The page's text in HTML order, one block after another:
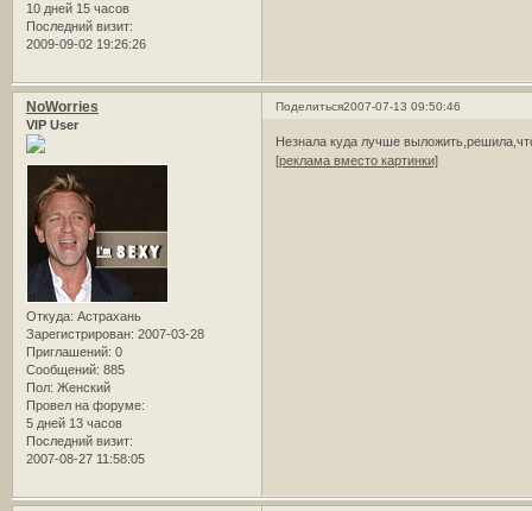
10 дней 15 часов
Последний визит:
2009-09-02 19:26:26
Поделиться2007-07-13 09:50:46
NoWorries
VIP User
Откуда: Астрахань
Зарегистрирован: 2007-03-28
Приглашений: 0
Сообщений: 885
Пол: Женский
Провел на форуме:
5 дней 13 часов
Последний визит:
2007-08-27 11:58:05
Незнала куда лучше
[реклама вместо картинки]